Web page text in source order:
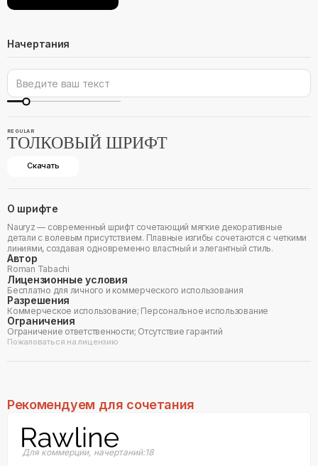
Начертания
REGULAR
ТОЛКОВЫЙ ШРИФТ
Скачать
О шрифте
Nauryz — современный шрифт сочетающий мягкие декоративные
детали с волевым присутствием. Плавные изгибы сочетаются с четкими
линиями, создавая одновременно властный и элегантный стиль.
Автор
Roman Tabachi
Лицензионные условия
Бесплатно для личного и коммерческого использования
Разрешения
Коммерческое использование; Персональное использование
Ограничения
Ограничение ответственности; Отсутствие гарантий
Пожаловаться на лицензию
Рекомендуем для сочетания
Для коммерции, начертаний:18